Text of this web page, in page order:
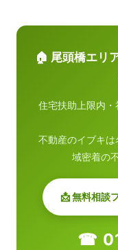
🏠 尾頭橋エリ
住宅扶助上限内
不動産のイブキ
域密着の
📩 無料相談
☎